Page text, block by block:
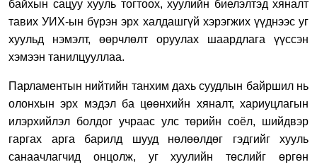
байхын сацуу хууль тогтоох, хуулийн биелэлтэд хяналт
тавих УИХ-ын бүрэн эрх халдашгүй хэрэгжих үүднээс уг
хуульд нэмэлт, өөрчлөлт оруулах шаардлага үүссэн
хэмээн танилцууллаа.
Парламентын нийтийн танхим дахь суудлын байршил нь
олонхын эрх мэдэл ба цөөнхийн хяналт, хариуцлагын
илэрхийлэл болдог учраас улс төрийн соёл, шийдвэр
гаргах арга барилд шууд нөлөөлдөг гэдгийг хууль
санаачлагчид онцолж, уг хуулийн төслийг өргөн